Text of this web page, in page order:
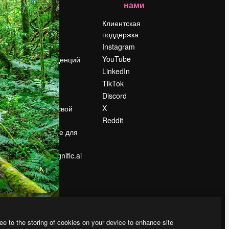
Цены
О нас
Reviews
Вакансии
Поиск тенденций
Блог
События
Slidesgo
Продайте свой
контент
Помещение для
прессы
Ищете magnific.ai
нами
Клиентская
поддержка
Instagram
YouTube
LinkedIn
TikTok
Discord
X
Reddit
to the storing of cookies on your device to enhance site